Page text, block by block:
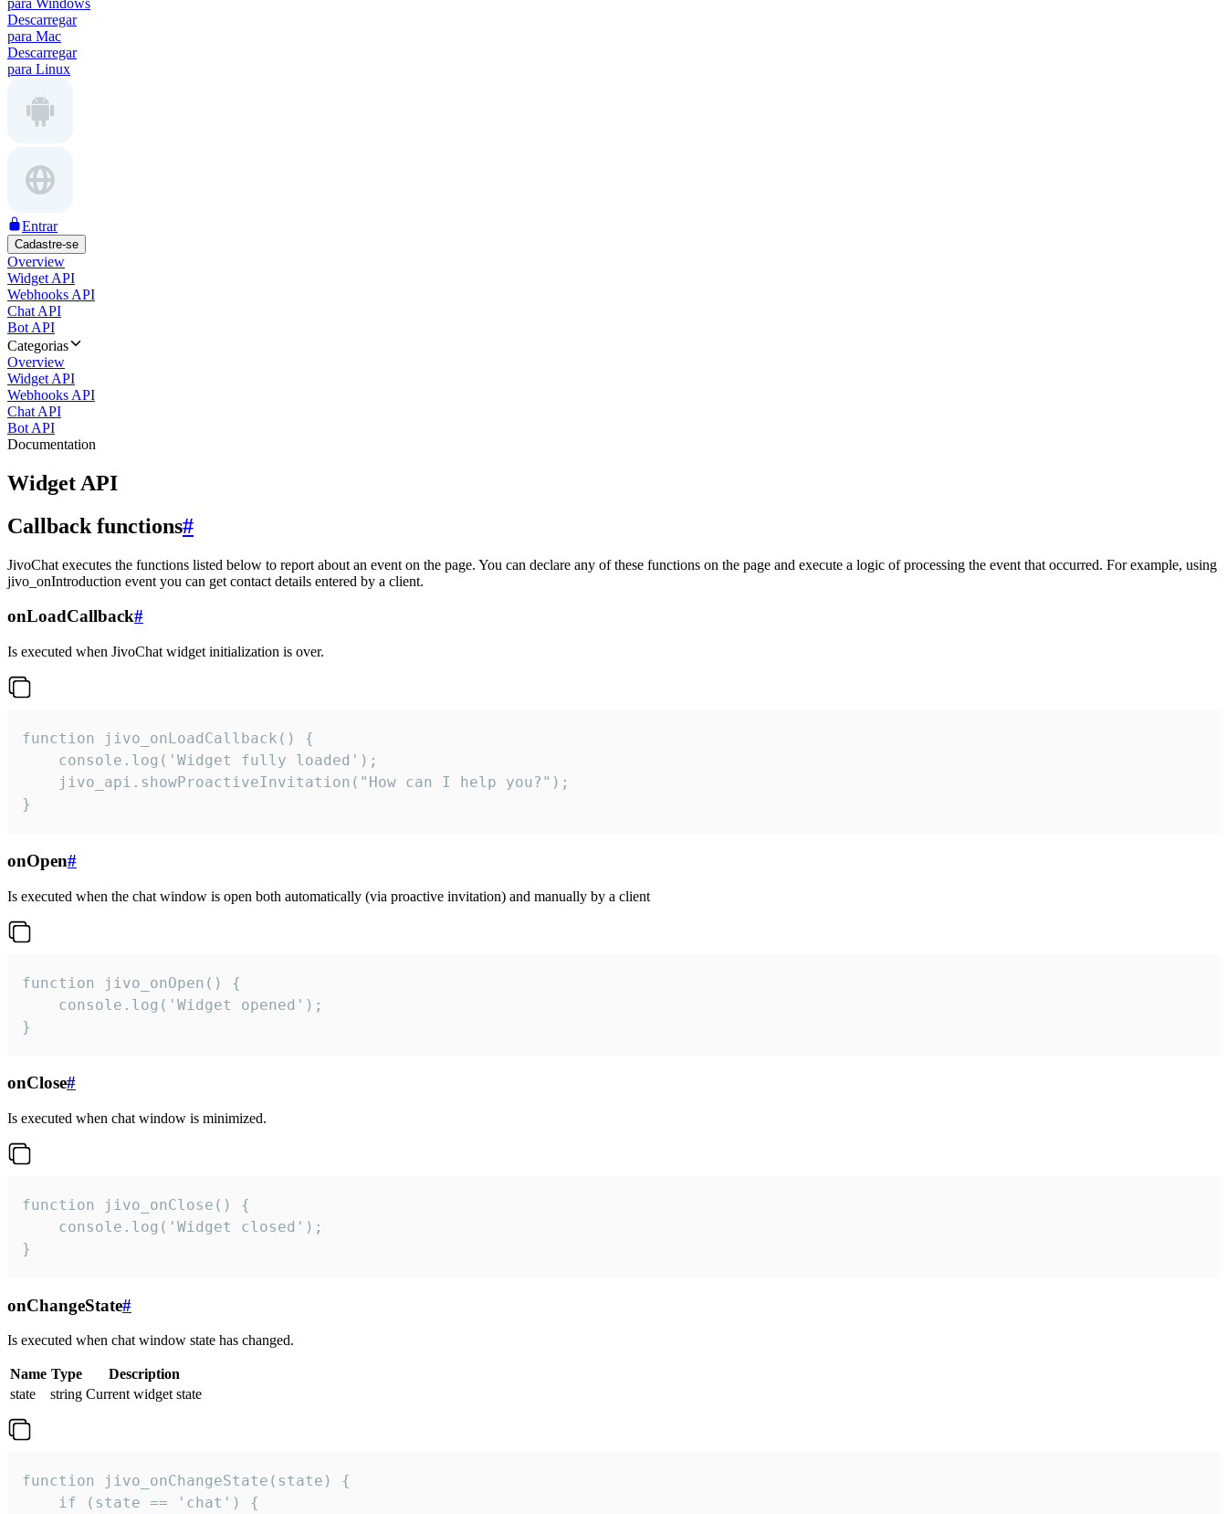
para Windows
Descarregar
para Mac
Descarregar
para Linux
Entrar
Cadastre-se
Overview
Widget API
Webhooks API
Chat API
Bot API
Categorias
Overview
Widget API
Webhooks API
Chat API
Bot API
Documentation
Widget API
Callback functions#
JivoChat executes the functions listed below to report about an event on the page. You can declare any of these functions on the page and execute a logic of processing the event that occurred. For example, using
jivo_onIntroduction event you can get contact details entered by a client.
onLoadCallback#
Is executed when JivoChat widget initialization is over.
function jivo_onLoadCallback() {
    console.log('Widget fully loaded');
    jivo_api.showProactiveInvitation("How can I help you?");
}
onOpen#
Is executed when the chat window is open both automatically (via proactive invitation) and manually by a client
function jivo_onOpen() {
    console.log('Widget opened');
}
onClose#
Is executed when chat window is minimized.
function jivo_onClose() {
    console.log('Widget closed');
}
onChangeState#
Is executed when chat window state has changed.
Name Type
Description
state
string Current widget state
function jivo_onChangeState(state) {
    if (state == 'chat') {